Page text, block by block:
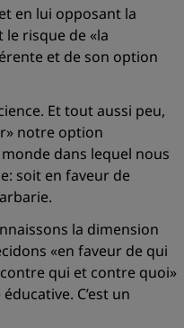
en lui opposant la
risque de «la
et de son option
Et tout aussi peu,
notre option
monde dans lequel nous
soit en faveur de
la dimension
«en faveur de qui
qui et contre quoi»
C’est un